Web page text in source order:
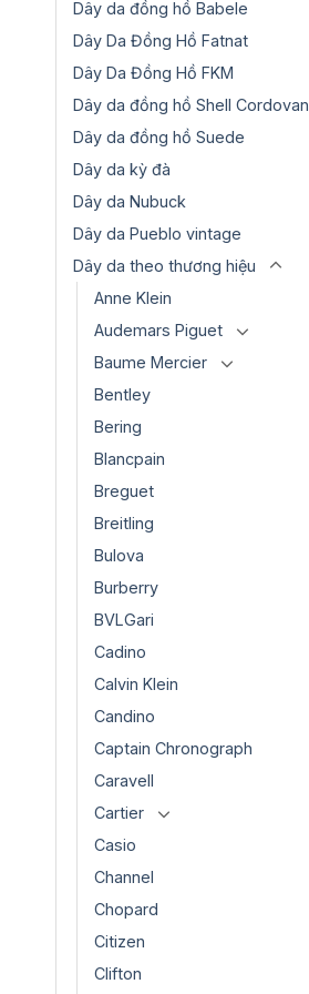
Dây da đồng hồ Babele
Dây Da Đồng Hồ Fatnat
Dây Da Đồng Hồ FKM
Dây da đồng hồ Shell Cordovan
Dây da đồng hồ Suede
Dây da kỳ đà
Dây da Nubuck
Dây da Pueblo vintage
Dây da theo thương hiệu
Anne Klein
Audemars Piguet
Baume Mercier
Bentley
Bering
Blancpain
Breguet
Breitling
Bulova
Burberry
BVLGari
Cadino
Calvin Klein
Candino
Captain Chronograph
Caravell
Cartier
Casio
Channel
Chopard
Citizen
Clifton